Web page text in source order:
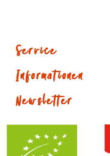
Service
Informationen
Newsletter